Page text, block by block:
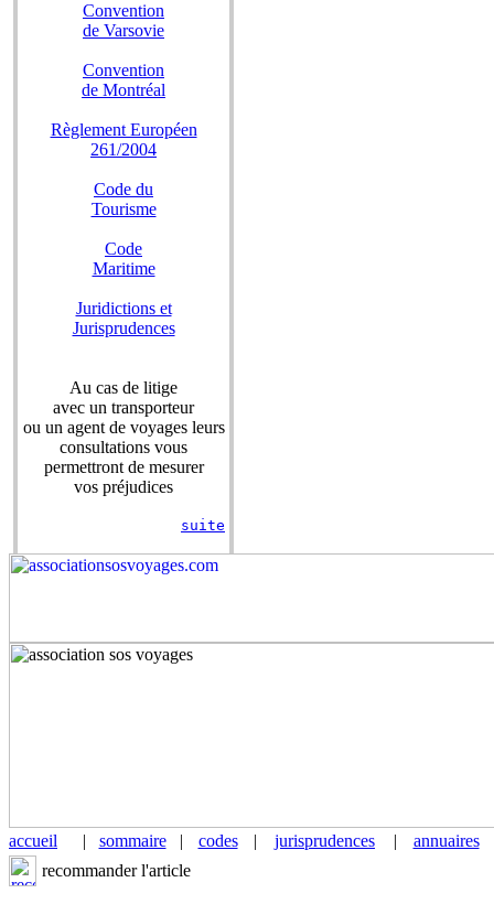
Convention
de Varsovie
Convention
de Montréal
Règlement Européen
261/2004
Code du
Tourisme
Code
Maritime
Juridictions et
Jurisprudences
Au cas de litige
avec un transporteur
ou un agent de voyages leurs
consultations vous
permettront de mesurer
vos préjudices
suite
accueil | sommaire | codes | jurisprudences |
annuaires
recommander l'article